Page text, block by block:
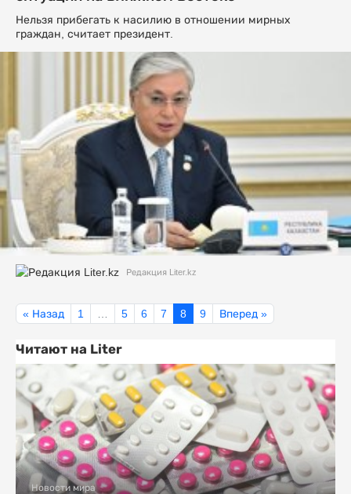
Нельзя прибегать к насилию в отношении мирных
граждан, считает президент.
Редакция Liter.kz
« Назад 1 5 6 7 8 9 Вперед »
Читают на Liter
Новости мира